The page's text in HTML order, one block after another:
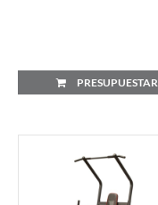
PRESUPUESTAR